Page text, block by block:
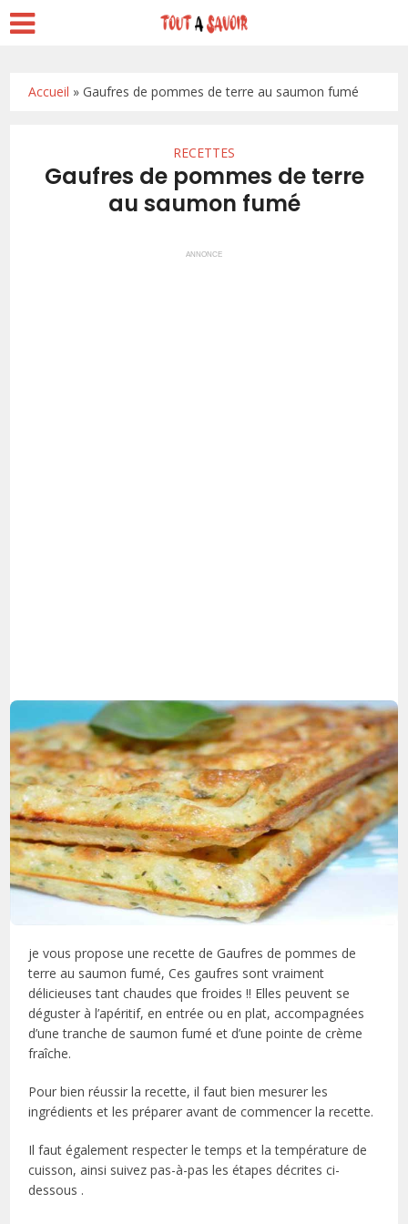
Accueil »Gaufres de pommes de terre au saumon fumé
RECETTES
Gaufres de pommes de terre
au saumon fumé
ANNONCE
je vous propose une recette de Gaufres de pommes de
terre au saumon fumé, Ces gaufres sont vraiment
délicieuses tant chaudes que froides !! Elles peuvent se
déguster à l’apéritif, en entrée ou en plat, accompagnées
d’une tranche de saumon fumé et d’une pointe de crème
fraîche.
Pour bien réussir la recette, il faut bien mesurer les
ingrédients et les préparer avant de commencer la recette.
Il faut également respecter le temps et la température de
cuisson, ainsi suivez pas-à-pas les étapes décrites ci-
dessous .